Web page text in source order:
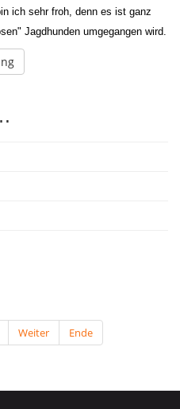
ich sehr froh, denn es ist ganz
Jagdhunden umgegangen wird.
Weiter Ende